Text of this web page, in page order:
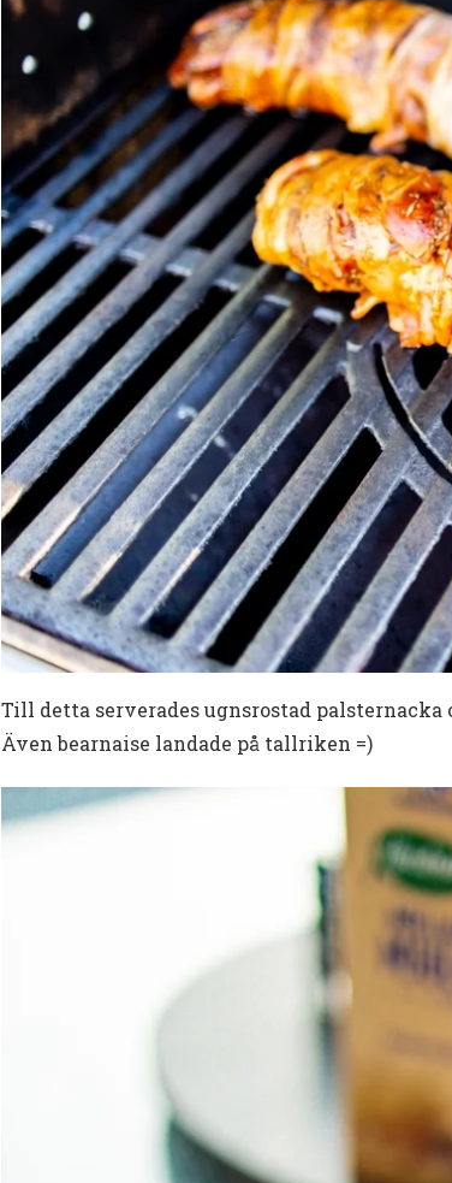
Till detta serverades ugnsrostad
Även bearnaise landade på tallriken =)